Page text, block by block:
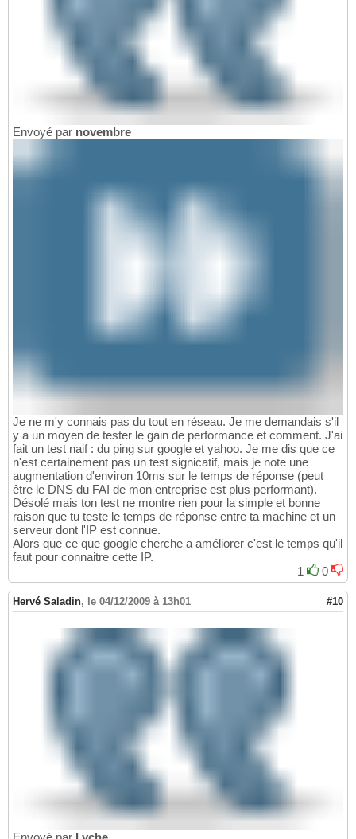
Envoyé par novembre
Je ne m'y connais pas du tout en réseau. Je me demandais s'il
y a un moyen de tester le gain de performance et comment. J'ai
fait un test naif : du ping sur google et yahoo. Je me dis que ce
n'est certainement pas un test signicatif, mais je note une
augmentation d'environ 10ms sur le temps de réponse (peut
être le DNS du FAI de mon entreprise est plus performant).
Désolé mais ton test ne montre rien pour la simple et bonne
raison que tu teste le temps de réponse entre ta machine et un
serveur dont l'IP est connue.
Alors que ce que google cherche a améliorer c'est le temps qu'il
faut pour connaitre cette IP.
1
0
Hervé Saladin, le 04/12/2009 à 13h01 #10